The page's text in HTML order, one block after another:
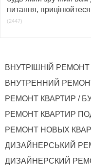
питання,
(2447)
ВНУТРІШНІЙ
ВНУТРЕННИЙ
РЕМОНТ КВАРТИР /
РЕМОНТ КВАРТИР
РЕМОНТ НОВЫХ
ДИЗАЙНЕРСЬКИЙ
ДИЗАЙНЕРСКИЙ